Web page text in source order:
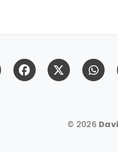
RSS FacebookX
© 2026